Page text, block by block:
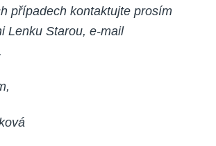
případech kontaktujte prosím
Lenku Starou, e-mail